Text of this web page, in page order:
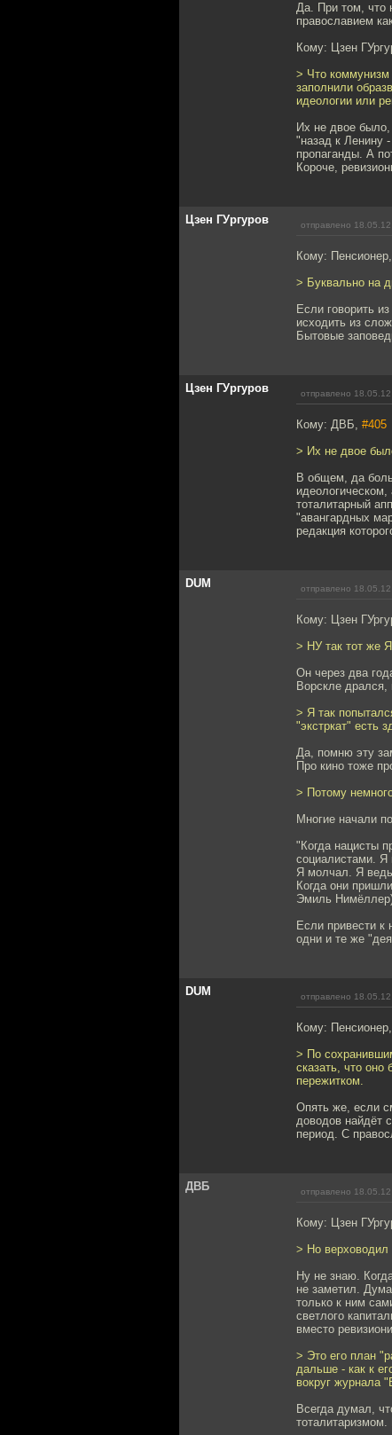
Да. При том, что
православием
Кому: Цзен
> Что коммунизм
заполнили
идеологии или
Их не двое было,
"назад к Ленину
пропаганды. А
Короче,
Цзен ГУргуров отправлено
Кому: Пенсионер,
> Буквально на
Если говорить
исходить из
Бытовые
Цзен ГУргуров отправлено
Кому: ДВБ, #405
> Их не двое
В общем, да
тоталитарный
"авангардных
редакция
DUM отправлено 18.05.12
Кому: Цзен
> НУ так тот же
Он через два
Ворскле
> Я так
"экстркат" есть
Да, помню эту
Про кино тоже
> Потому
Многие начали
"Когда нацисты
социалистами.
Я молчал. Я
Когда они
Эмиль
Если привести к
одни и те же
DUM отправлено
Кому: Пенсионер,
> По
сказать, что оно
пережитком.
Опять же, если
доводов найдёт
период. С
ДВБ отправлено
Кому: Цзен
> Но верховодил
Ну не знаю.
не заметил.
только к ним
светлого
вместо
> Это его план
дальше - как к
вокруг журнала
Всегда думал,